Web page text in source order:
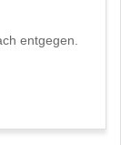
entgegen.